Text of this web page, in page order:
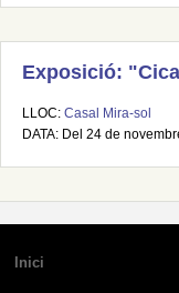
Exposició:
LLOC: Casal Mira-sol
DATA: Del 24 de
Inici